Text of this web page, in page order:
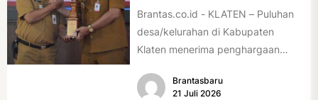
Brantas.co.id - KLATEN – Puluhan
desa/kelurahan di Kabupaten
Klaten menerima penghargaan
2026. Penghargaan tersebut
Brantasbaru
21 Juli 2026